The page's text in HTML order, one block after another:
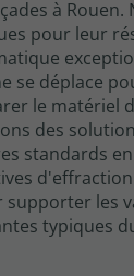
à Rouen.
pour leur
se déplace
le matériel
des
standards en
d'effraction
supporter les
typiques